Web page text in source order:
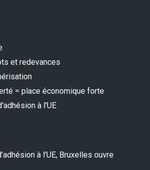
et redevances
= place économique forte
à l'UE
à l'UE, Bruxelles ouvre